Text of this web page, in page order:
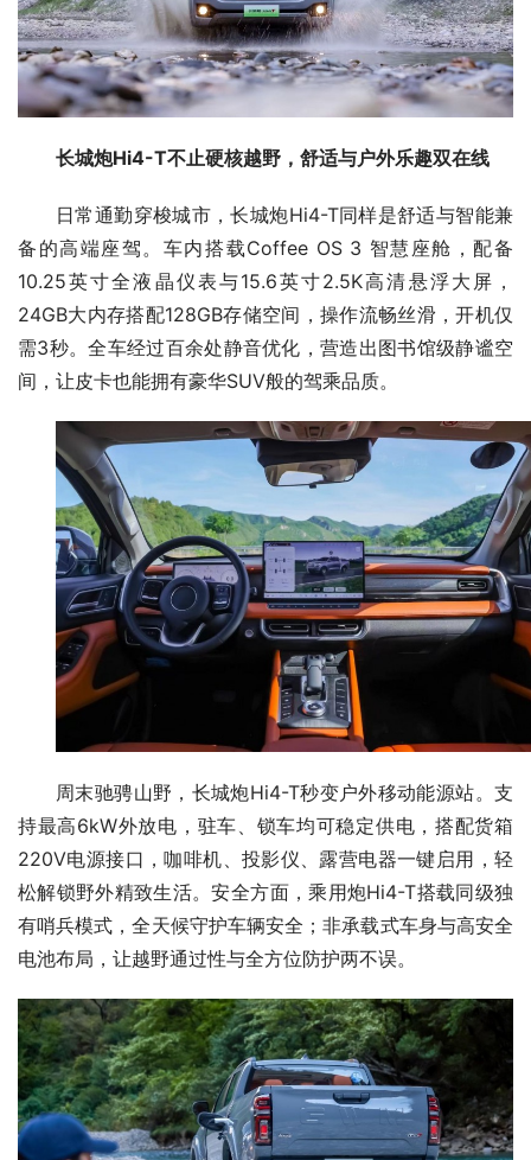
长城炮Hi4-T不止硬核越野， 舒适与户外乐趣双在线
日常通勤穿梭城市，长城炮Hi4-T同样是舒适与智能兼
备的高端座驾。车内搭载Coffee OS 3 智慧座舱，配备
10.25英寸全液晶仪表与15.6英寸2.5K高清悬浮大屏，
24GB大内存搭配128GB存储空间，操作流畅丝滑，开机仅
需3秒。全车经过百余处静音优化，营造出图书馆级静谧空
间，让皮卡也能拥有豪华SUV般的驾乘品质。
周末驰骋山野，长城炮Hi4-T秒变户外移动能源站。支
持最高6kW外放电，驻车、锁车均可稳定供电，搭配货箱
220V电源接口，咖啡机、投影仪、露营电器一键启用，轻
松解锁野外精致生活。安全方面，乘用炮Hi4-T搭载同级独
有哨兵模式，全天候守护车辆安全；非承载式车身与高安全
电池布局，让越野通过性与全方位防护两不误。